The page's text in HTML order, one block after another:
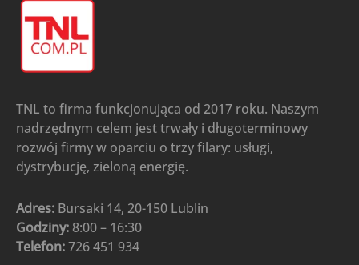
TNL to firma funkcjonująca od 2017 roku. Naszym
nadrzędnym celem jest trwały i długoterminowy
rozwój firmy w oparciu o trzy filary: usługi,
dystrybucję, zieloną energię.
Adres: Bursaki 14, 20-150 Lublin
Godziny: 8:00 – 16:30
Telefon:726 451 934